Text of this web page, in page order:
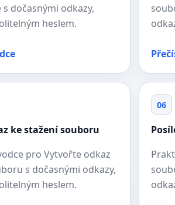
dočasnými odkazy,
heslem.
ke stažení souboru
pro Vytvořte odkaz
s dočasnými odkazy,
heslem.
06